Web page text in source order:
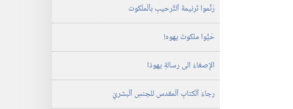
رَنِّموا تَرنيمةَ ٱلتَّرحيبِ بٱلْملَكوت
حَيُّوا ملكوتَ يهوه!‏
الإِصغاءُ الى رسالةِ يهوذا
رجاءُ ٱلْكتابِ ٱلْمقدس للجنسِ ٱلْبشريّ